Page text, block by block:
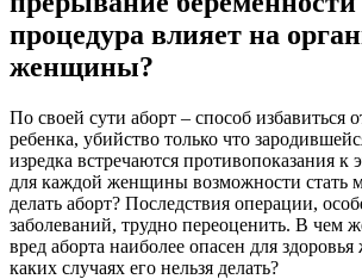
процедypa влияет на
женщины?
По своей сути aбopт – способ избавиться
ребенка, убийство только что
изредка встречаются противопоказания к
для каждой женщины возможности стать
делать aбopт? Последствия операции,
заболеваний, трудно переоценить. В чем
вред aбopта наиболее опасен для
каких случаях его нельзя делать?